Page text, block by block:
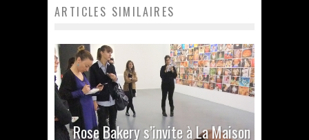
ARTICLES SIMILAIRES
Rose Bakery s’invite à La Maison